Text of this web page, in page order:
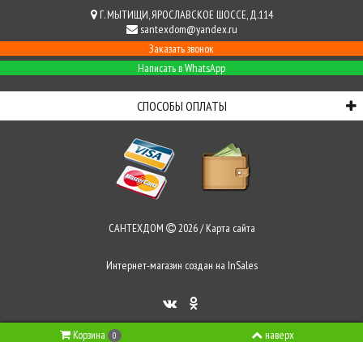
Г. МЫТИЩИ, ЯРОСЛАВСКОЕ ШОССЕ, Д.114
santexdom@yandex.ru
Заказать звонок
Написать в WhatsApp
СПОСОБЫ ОПЛАТЫ
САНТЕХДОМ 2026 /Карта сайта
Интернет-магазин создан на InSales
Корзина 0 наверх